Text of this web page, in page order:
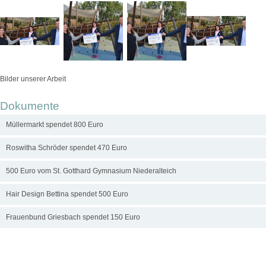
Bilder unserer Arbeit
Dokumente
Müllermarkt spendet 800 Euro
Roswitha Schröder spendet 470 Euro
500 Euro vom St. Gotthard Gymnasium Niederalteich
Hair Design Bettina spendet 500 Euro
Frauenbund Griesbach spendet 150 Euro